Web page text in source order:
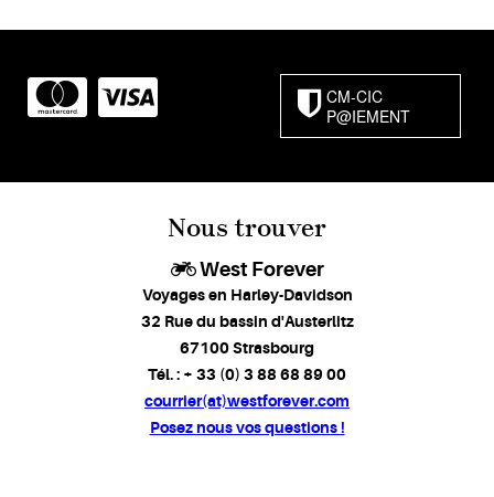
CM-CIC
P@IEMENT
Nous trouver
West Forever
Voyages en Harley-Davidson
32 Rue du bassin d'Austerlitz
67100 Strasbourg
Tél. : + 33 (0) 3 88 68 89 00
courrier(at)westforever.com
Posez nous vos questions !